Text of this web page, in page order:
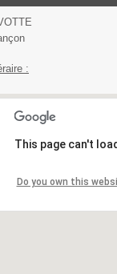
:
This page can't
Do you own this